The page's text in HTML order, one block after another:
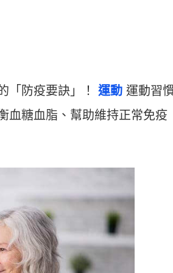
「防疫要訣」！ 運動 運動習
血糖血脂、幫助維持正常免疫